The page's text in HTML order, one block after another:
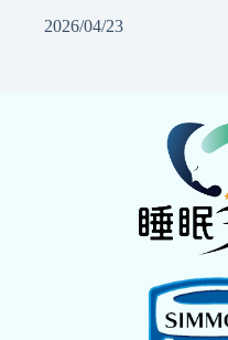
2026/04/23